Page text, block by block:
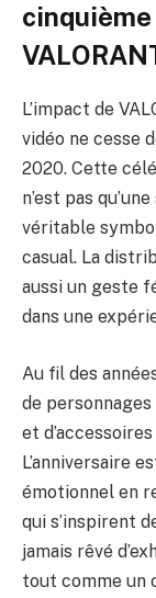
L’impact de
vidéo ne cesse
2020. Cette
n’est pas
véritable
casual. La
aussi un geste
dans une
Au fil des
de
et
L’anniversaire
émotionnel en
qui s’inspirent
jamais rêvé
tout comme un